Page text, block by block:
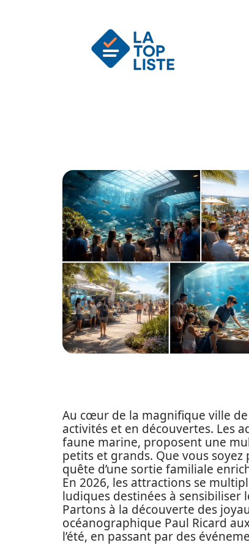
Au cœur de la magnifique ville de
activités et en découvertes. Les
faune marine, proposent une
petits et grands. Que vous
quête d’une sortie familiale
En 2026, les attractions se
ludiques destinées à
Partons à la découverte des
océanographique Paul Ricard
l’été, en passant par des